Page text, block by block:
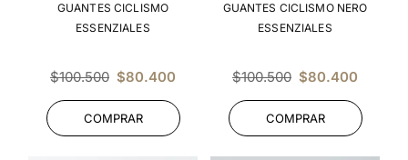
GUANTES CICLISMO
ESSENZIALES
Precio
$100.500 $80.400
COMPRAR
GUANTES CICLISMO NERO
ESSENZIALES
Precio
$100.500 $80.400
COMPRAR